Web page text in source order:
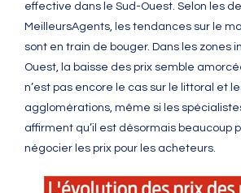
effective dans le Sud-Ouest. Selon les
MeilleursAgents, les tendances sur le
sont en train de bouger. Dans les zones
Ouest, la baisse des prix semble
n’est pas encore le cas sur le littoral et
agglomérations, même si les
affirment qu’il est désormais beaucoup
négocier les prix pour les acheteurs.